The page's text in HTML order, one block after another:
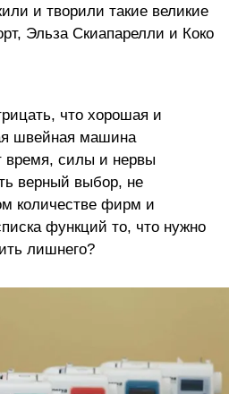
и творили такие великие
Эльза Скиапарелли и Коко
что хорошая и
швейная машина
время, силы и нервы
верный выбор, не
количестве фирм и
функций то, что нужно
лишнего?